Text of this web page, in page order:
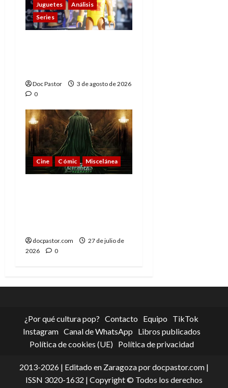
Juguetes
Análisis
Series
Doc Pastor
3 de agosto de 2026
0
Cine Cómic Miscelánea
docpastor.com
27 de julio de
2026
0
¿Por qué cultura pop? Contacto Equipo
TikTok
Instagram Canal de WhatsApp
Libros publicados
Política de cookies (UE)
Política de privacidad
2013-2026 | Editado en Zaragoza por docpastor.com |
ISSN 3020-1632 | Copyright © Todos los derechos